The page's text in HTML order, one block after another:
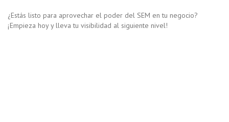
¿Estás listo para aprovechar el poder del SEM en tu negocio?
¡Empieza hoy y lleva tu visibilidad al siguiente nivel!